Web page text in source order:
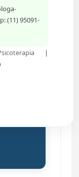
(11) 95091-
|